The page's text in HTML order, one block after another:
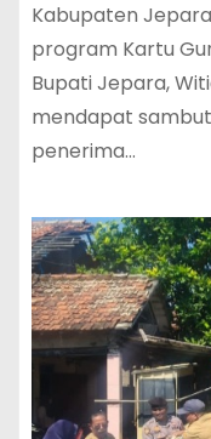
Kabupaten
program Kartu
Bupati Jepara,
mendapat
penerima…